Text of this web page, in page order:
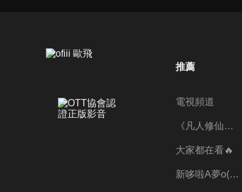
推薦
電視頻道
《凡人修仙傳》第五季全新開播✨
大家都在看🔥
新哆啦A夢o((ﾐﾟｴﾟﾐ))o